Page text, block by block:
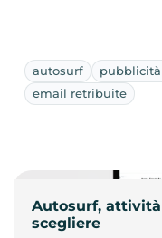
autosurf
email retribuite
Autosurf,
scegliere